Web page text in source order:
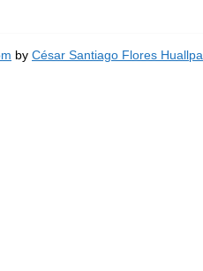
by César Santiago Flores Huallpa